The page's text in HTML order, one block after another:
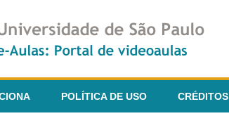
POLÍTICA DE USO CRÉDITOS